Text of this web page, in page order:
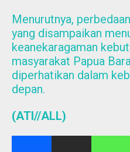
Menurutnya,
yang disampaikan
keanekaragaman
masyarakat Papua
diperhatikan dalam
depan.
(ATI//ALL)